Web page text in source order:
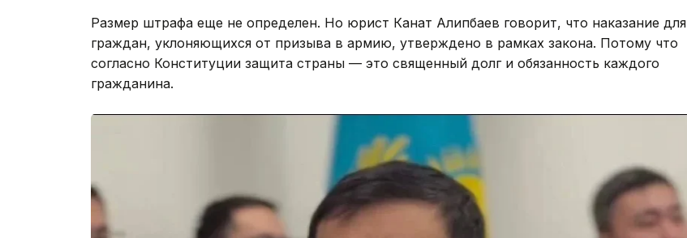
Размер штрафа еще не определен. Но юрист Канат Алипбаев говорит, что наказание для
граждан, уклоняющихся от призыва в армию, утверждено в рамках закона. Потому что
согласно Конституции защита страны — это священный долг и обязанность каждого
гражданина.